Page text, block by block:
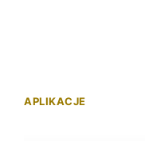
APLIKACJE